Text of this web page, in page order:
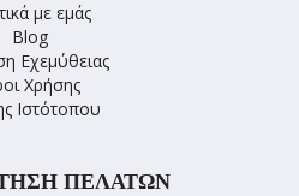
με εμάς
Blog
Εχεμύθειας
Χρήσης
Ιστότοπου
ΠΕΛΑΤΏΝ